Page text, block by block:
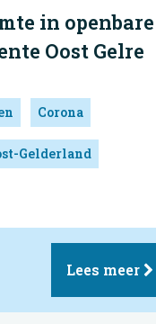
in openbare
Oost Gelre
Corona
Gelderland
Lees meer